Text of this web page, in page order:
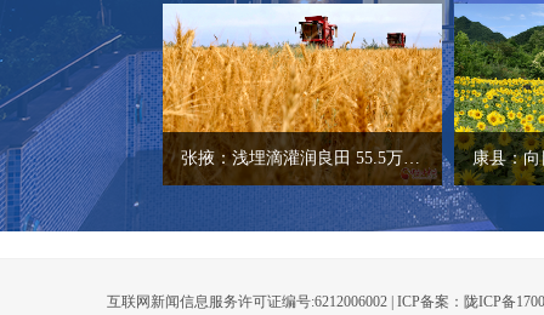
张掖：浅埋滴灌润良田 55.5万亩小麦喜开镰 康县：
互联网新闻信息服务许可证编号:6212006002 | ICP备案：陇ICP备